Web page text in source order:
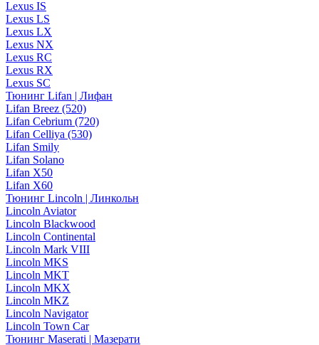
Lexus IS
Lexus LS
Lexus LX
Lexus NX
Lexus RC
Lexus RX
Lexus SC
Тюнинг Lifan | Лифан
Lifan Breez (520)
Lifan Cebrium (720)
Lifan Celliya (530)
Lifan Smily
Lifan Solano
Lifan X50
Lifan X60
Тюнинг Lincoln | Линкольн
Lincoln Aviator
Lincoln Blackwood
Lincoln Continental
Lincoln Mark VIII
Lincoln MKS
Lincoln MKT
Lincoln MKX
Lincoln MKZ
Lincoln Navigator
Lincoln Town Car
Тюнинг Maserati | Мазерати